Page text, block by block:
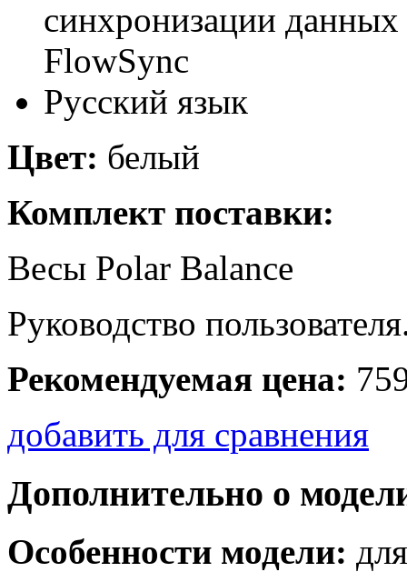
синхронизации данных
FlowSync
Русский язык
Цвет: белый
Комплект поставки:
Весы Polar Balance
Руководство
Рекомендуемая цена:
добавить для сравнения
Дополнительно о
Особенности модели: